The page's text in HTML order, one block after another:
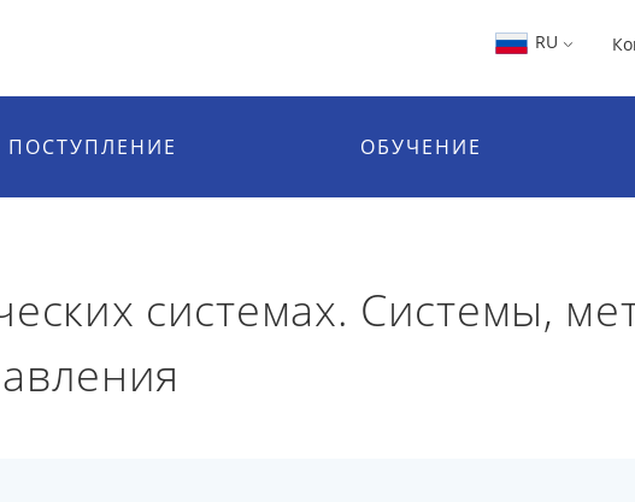
RU
ПОСТУПЛЕНИЕ ОБУЧЕНИЕ
системах. Системы,